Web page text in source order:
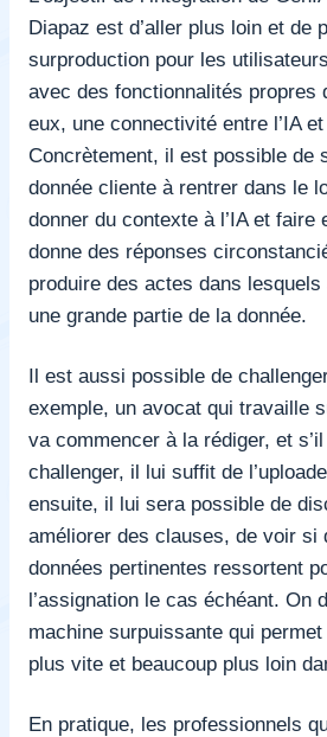
Diapaz est d’aller plus loin et de
surproduction pour les
avec des fonctionnalités propres
eux, une connectivité entre l’IA
Concrètement, il est possible de
donnée cliente à rentrer dans le
donner du contexte à l’IA et faire
donne des réponses
produire des actes dans
une grande partie de la donnée.
Il est aussi possible de
exemple, un avocat qui travaille
va commencer à la rédiger, et
challenger, il lui suffit de
ensuite, il lui sera possible de
améliorer des clauses, de voir si
données pertinentes ressortent
l’assignation le cas échéant. On
machine surpuissante qui permet
plus vite et beaucoup plus loin
En pratique, les professionnels